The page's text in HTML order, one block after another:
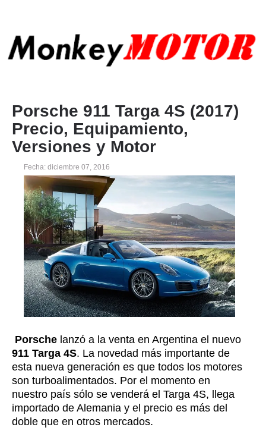
Porsche 911 Targa 4S (2017)
Precio, Equipamiento,
Versiones y Motor
Fecha: diciembre 07, 2016
Porsche lanzó a la venta en Argentina el nuevo
911 Targa 4S. La novedad más importante de
esta nueva generación es que todos los motores
son turboalimentados. Por el momento en
nuestro país sólo se venderá el Targa 4S, llega
importado de Alemania y el precio es más del
doble que en otros mercados.